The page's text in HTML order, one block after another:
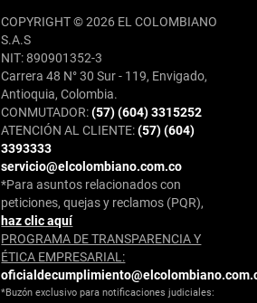
COPYRIGHT © 2026 EL COLOMBIANO
S.A.S
NIT: 890901352-3
Carrera 48 N° 30 Sur - 119, Envigado,
Antioquia, Colombia.
CONMUTADOR:(57) (604) 3315252
ATENCIÓN AL CLIENTE:(57) (604)
3393333
servicio@elcolombiano.com.co
*Para asuntos relacionados con
peticiones, quejas y reclamos (PQR),
haz clic aquí
PROGRAMA DE TRANSPARENCIA Y
ÉTICA EMPRESARIAL:
*Buzón exclusivo para notificaciones judiciales: